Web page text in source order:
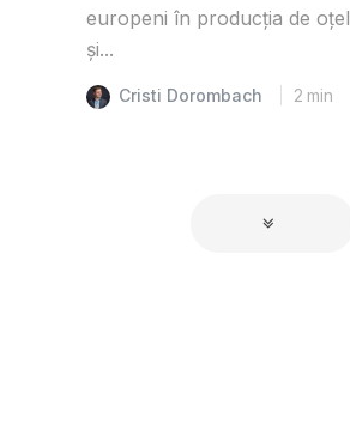
europeni în producția de
și...
Cristi Dorombach 2 min